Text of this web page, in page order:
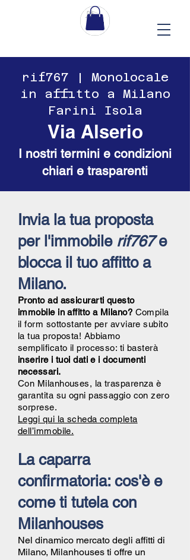
​​rif767 | Monolocale
in affitto a Milano
Farini Isola
Via Alserio
I nostri termini e condizioni
chiari e trasparenti
Invia la tua proposta
per l'immobile rif767e
blocca il tuo affitto a
Milano.
Pronto ad assicurarti questo
immobile in affitto a Milano? Compila
il form sottostante per avviare subito
la tua proposta! Abbiamo
semplificato il processo: ti basterà
inserire i tuoi dati e i documenti
necessari.
Con Milanhouses, la trasparenza è
garantita su ogni passaggio con zero
sorprese.
Leggi qui la scheda completa
dell’immobile.
La caparra
confirmatoria: cos'è e
come ti tutela con
Milanhouses
Nel dinamico mercato degli affitti di
Milano, Milanhouses ti offre un